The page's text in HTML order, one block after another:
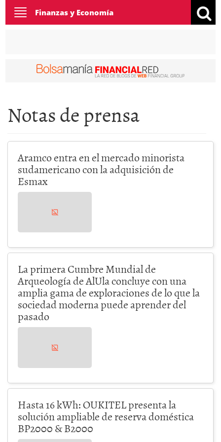
Toggle
navigation
Finanzas y Economía
Notas de prensa
Aramco entra en el mercado minorista
sudamericano con la adquisición de
Esmax
La primera Cumbre Mundial de
Arqueología de AlUla concluye con una
amplia gama de exploraciones de lo que la
sociedad moderna puede aprender del
pasado
Hasta 16 kWh: OUKITEL presenta la
solución ampliable de reserva doméstica
BP2000 & B2000